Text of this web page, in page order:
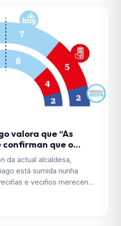
valora que “As
confirman que o
camiño para
da veciñanza”
da actual alcaldesa,
está sumida nunha
e veciños merecen
atenda as necesidades